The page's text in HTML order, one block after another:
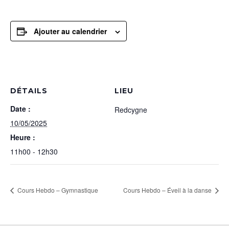
Ajouter au calendrier
DÉTAILS
Date :
10/05/2025
Heure :
11h00 - 12h30
LIEU
Redcygne
Cours Hebdo – Gymnastique Cours Hebdo – Éveil à la danse